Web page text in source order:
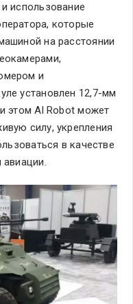
использование
которые
на расстоянии
и
установлен 12,7-мм
этом Al Robot может
силу, укрепления
в качестве
авиации.